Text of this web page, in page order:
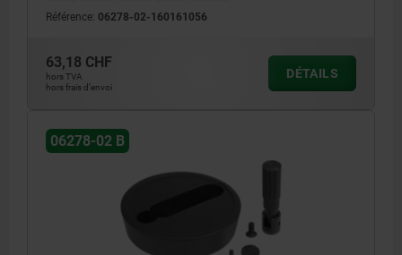
Référence: 06278-02-160161056
63,18 CHF
hors TVA
hors frais d’envoi
DÉTAILS
06278-02 B